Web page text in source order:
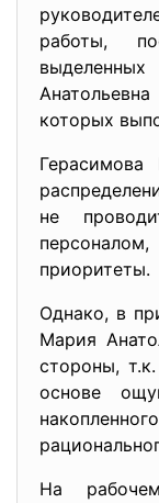
работы,
которых
не
приоритеты.
Однако, в
Мария
стороны,
основе
На